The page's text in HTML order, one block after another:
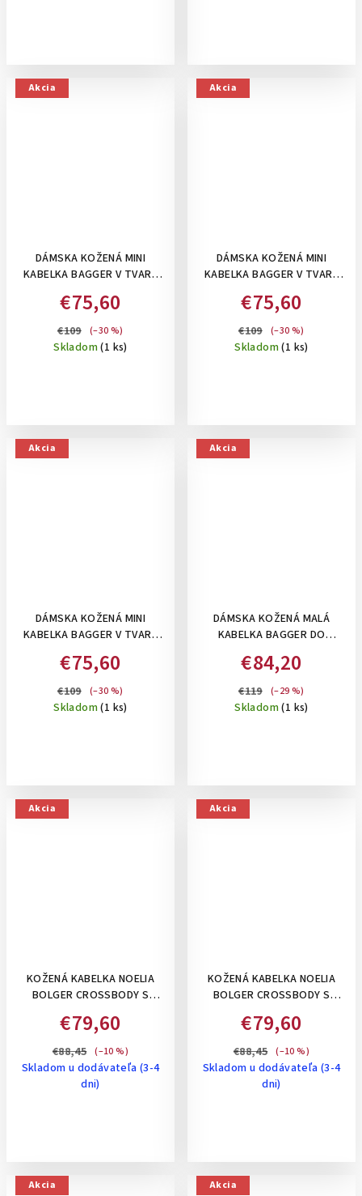
Akcia
DÁMSKA KOŽENÁ MINI
KABELKA BAGGER V TVARE
RUKY/CROSSBODY - BEŽOVÁ
€75,60
€109 (–30 %)
Skladom(1 ks)
Akcia
DÁMSKA KOŽENÁ MINI
KABELKA BAGGER V TVARE
RUKY/CROSSBODY - BIELA
€75,60
€109 (–30 %)
Skladom(1 ks)
Akcia
DÁMSKA KOŽENÁ MINI
KABELKA BAGGER V TVARE
RUKY/CROSSBODY - ZLATÁ
€75,60
€109 (–30 %)
Skladom(1 ks)
Akcia
DÁMSKA KOŽENÁ MALÁ
KABELKA BAGGER DO
KOVOVÝM PATENTOM -
ČIERNA
€84,20
€119 (–29 %)
Skladom(1 ks)
Akcia
KOŽENÁ KABELKA NOELIA
BOLGER CROSSBODY S
€79,60
€88,45 (–10 %)
Skladom u dodávateľa (3-4
dni)
Akcia
KOŽENÁ KABELKA NOELIA
BOLGER CROSSBODY S
TYRKYSOVÁ
€79,60
€88,45 (–10 %)
Skladom u dodávateľa (3-4
dni)
Akcia Akcia